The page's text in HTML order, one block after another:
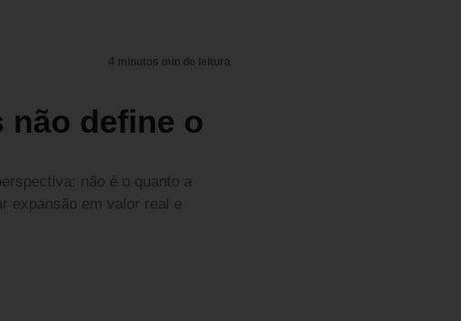
4 minutos min de leitura
não define o
não é o quanto a
expansão em valor real e